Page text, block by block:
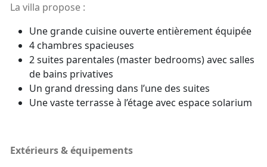
La villa propose :
Une grande cuisine ouverte entièrement équipée
4 chambres spacieuses
2 suites parentales (master bedrooms) avec salles
de bains privatives
Un grand dressing dans l’une des suites
Une vaste terrasse à l’étage avec espace solarium
Extérieurs & équipements